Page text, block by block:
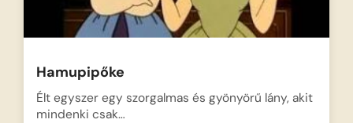
Hamupipőke
Élt egyszer egy szorgalmas és gyönyörű lány, akit
mindenki csak…